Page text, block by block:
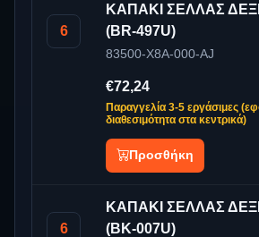
6
ΚΑΠΑΚΙ ΣΕΛΛΑΣ
(BR-497U)
83500-X8A-000-AJ
€72,24
Παραγγελία 3-5 εργάσιμες
διαθεσιμότητα στα κεντρικά)
Προσθήκη
6
ΚΑΠΑΚΙ ΣΕΛΛΑΣ
(BK-007U)